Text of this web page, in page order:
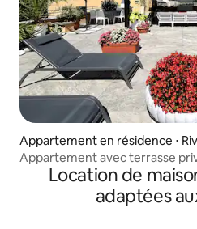
Appartement en résidence ⋅
Appartement avec terrasse
Location de
adaptées